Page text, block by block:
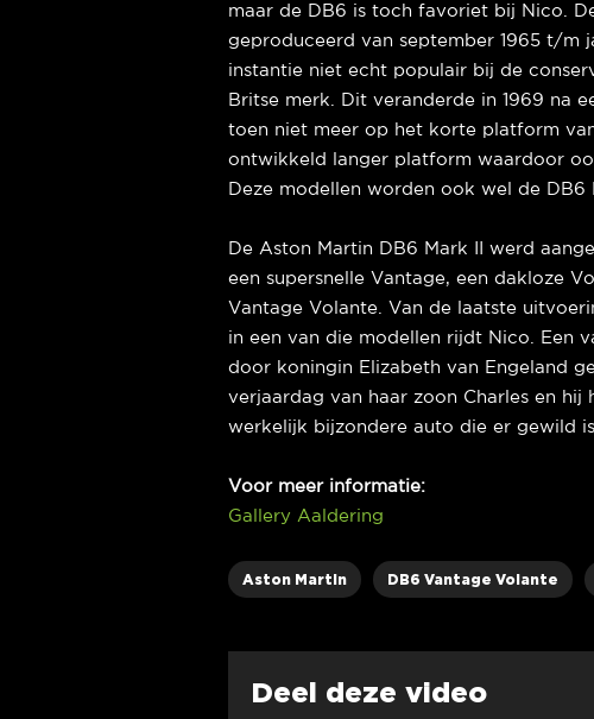
maar de DB6 is toch favoriet bij Nico.
geproduceerd van september 1965 t/m
instantie niet echt populair bij de
Britse merk. Dit veranderde in 1969 na
toen niet meer op het korte platform
ontwikkeld langer platform waardoor
Deze modellen worden ook wel de DB6
De Aston Martin DB6 Mark II werd
een supersnelle Vantage, een dakloze
Vantage Volante. Van de laatste
in een van die modellen rijdt Nico. Een
door koningin Elizabeth van Engeland
verjaardag van haar zoon Charles en hij
werkelijk bijzondere auto die er gewild is
Voor meer informatie:
Gallery Aaldering
Aston Martin DB6 Vantage Volante
Deel deze video